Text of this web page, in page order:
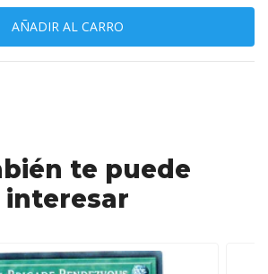
te puede
interesar